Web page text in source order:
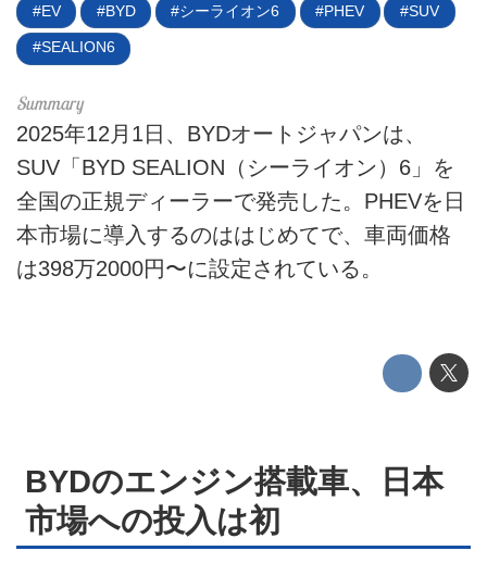
HOME
電動バイク
電動キックボード
ライフスタイル
プライバシーポリシー
ライター名簿
EV BYD シーライオン6 PHEV SUV
SEALION6
2025年12月1日、BYDオートジャパンは、
SUV「BYD SEALION（シーライオン）6」を
全国の正規ディーラーで発売した。PHEVを日
本市場に導入するのははじめてで、車両価格
は398万2000円〜に設定されている。
BYDのエンジン搭載車、日本
市場への投入は初